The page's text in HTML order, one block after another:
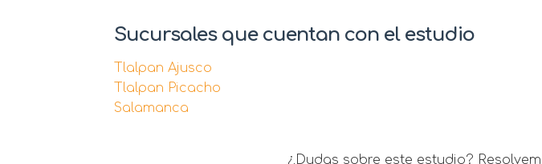
Sucursales que cuentan con el estudio
Tlalpan Ajusco
Tlalpan Picacho
Salamanca
¿Dudas sobre este estudio?